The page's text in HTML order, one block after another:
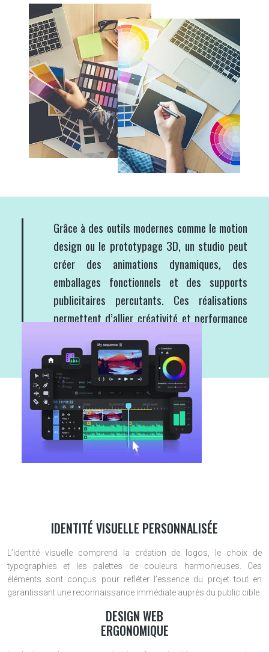
Grâce à des outils modernes comme le motion
design ou le prototypage 3D, un studio peut
créer des animations dynamiques, des
emballages fonctionnels et des supports
publicitaires percutants. Ces réalisations
permettent d’allier créativité et performance
IDENTITÉ VISUELLE PERSONNALISÉE
L’identité visuelle comprend la création de logos, le choix de
typographies et les palettes de couleurs harmonieuses. Ces
éléments sont conçus pour refléter l’essence du projet tout en
garantissant une reconnaissance immédiate auprès du public cible.
DESIGN WEB
ERGONOMIQUE